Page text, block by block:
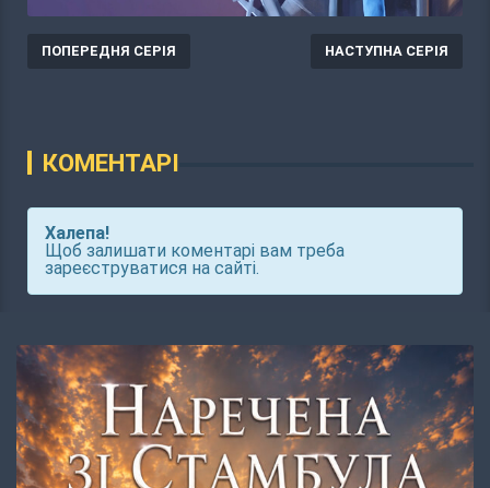
ПОПЕРЕДНЯ СЕРІЯ НАСТУПНА СЕРІЯ
КОМЕНТАРІ
Халепа!
Щоб залишати коментарі вам треба
зареєструватися на сайті.